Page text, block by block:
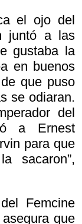
el ojo del
juntó a las
gustaba la
en buenos
que puso
se odiaran.
del
a Ernest
para que
sacaron”,
Femcine
que